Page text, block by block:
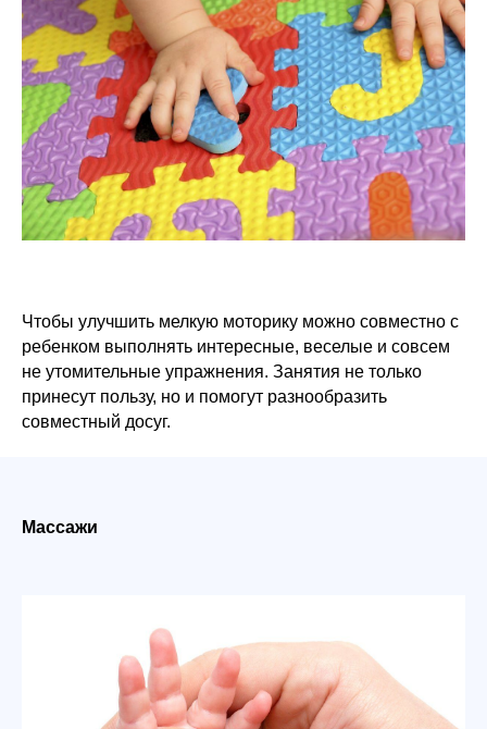
Чтобы улучшить мелкую моторику можно совместно с
ребенком выполнять интересные, веселые и совсем
не утомительные упражнения. Занятия не только
принесут пользу, но и помогут разнообразить
совместный досуг.
Массажи